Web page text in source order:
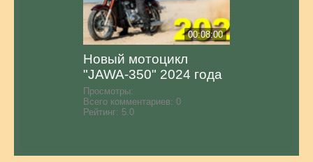
00:08:00
Новый мотоцикл
"JAWA-350" 2024 года
Просмотры:
Всего комментариев: 0
Рейтинг: 5.0